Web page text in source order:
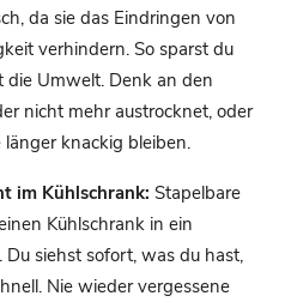
da sie das Eindringen von
verhindern. So sparst du
die Umwelt. Denk an den
nicht mehr austrocknet, oder
knackig bleiben.
im Kühlschrank: Stapelbare
Kühlschrank in ein
Du siehst sofort, was du hast,
Nie wieder vergessene